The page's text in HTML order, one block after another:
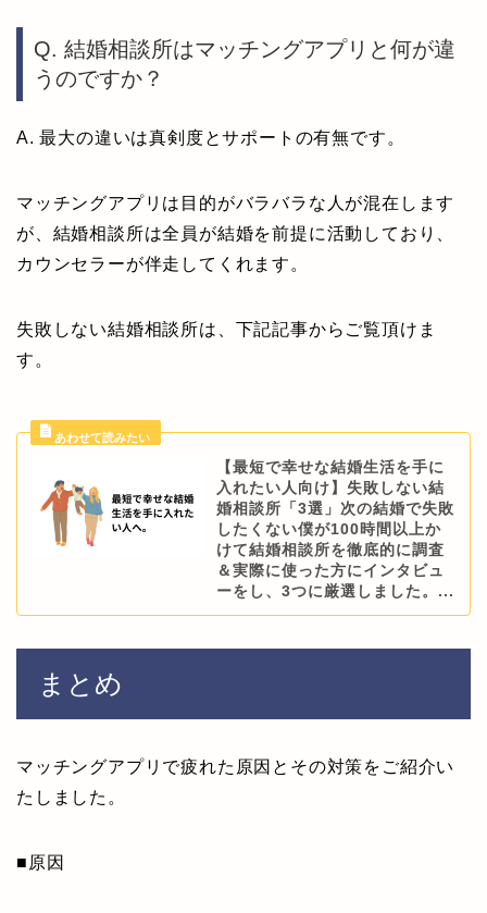
Q. 結婚相談所はマッチングアプリと何が違
うのですか？
A. 最大の違いは真剣度とサポートの有無です。
マッチングアプリは目的がバラバラな人が混在します
が、結婚相談所は全員が結婚を前提に活動しており、
カウンセラーが伴走してくれます。
失敗しない結婚相談所は、下記記事からご覧頂けま
す。
【最短で幸せな結婚生活を手に
入れたい人向け】失敗しない結
婚相談所「3選」次の結婚で失敗
したくない僕が100時間以上か
けて結婚相談所を徹底的に調査
＆実際に使った方にインタビュ
ーをし、3つに厳選しました。...
まとめ
マッチングアプリで疲れた原因とその対策をご紹介い
たしました。
■原因